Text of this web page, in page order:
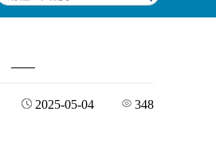
2025-05-04 348